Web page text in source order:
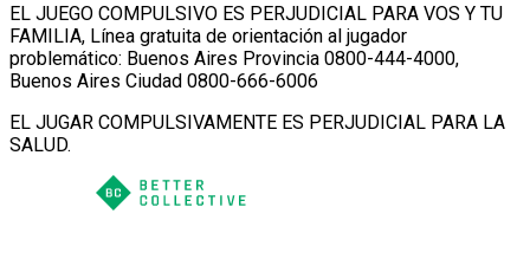
EL JUEGO COMPULSIVO ES PERJUDICIAL PARA VOS Y TU
FAMILIA, Línea gratuita de orientación al jugador
problemático: Buenos Aires Provincia 0800-444-4000,
Buenos Aires Ciudad 0800-666-6006
EL JUGAR COMPULSIVAMENTE ES PERJUDICIAL PARA LA
SALUD.